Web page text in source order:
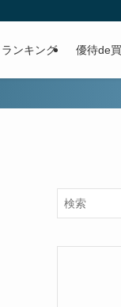
ランキング 優待de